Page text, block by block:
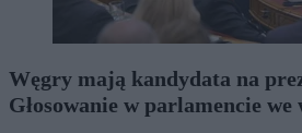
Węgry mają kandydata na
Głosowanie w parlamencie we